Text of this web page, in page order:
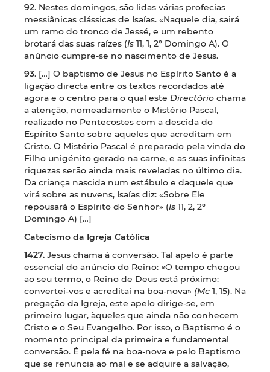
92. Nestes domingos, são lidas várias profecias
messiânicas clássicas de Isaías. «Naquele dia, sairá
um ramo do tronco de Jessé, e um rebento
brotará das suas raízes (Is 11, 1, 2º Domingo A). O
anúncio cumpre-se no nascimento de Jesus.
93. […] O baptismo de Jesus no Espírito Santo é a
ligação directa entre os textos recordados até
agora e o centro para o qual este Directório chama
a atenção, nomeadamente o Mistério Pascal,
realizado no Pentecostes com a descida do
Espírito Santo sobre aqueles que acreditam em
Cristo. O Mistério Pascal é preparado pela vinda do
Filho unigénito gerado na carne, e as suas infinitas
riquezas serão ainda mais reveladas no último dia.
Da criança nascida num estábulo e daquele que
virá sobre as nuvens, Isaías diz: «Sobre Ele
repousará o Espírito do Senhor» (Is 11, 2, 2º
Domingo A) […]
Catecismo da Igreja Católica
1427. Jesus chama à conversão. Tal apelo é parte
essencial do anúncio do Reino: «O tempo chegou
ao seu termo, o Reino de Deus está próximo:
convertei-vos e acreditai na boa-nova» (Mc 1, 15). Na
pregação da Igreja, este apelo dirige-se, em
primeiro lugar, àqueles que ainda não conhecem
Cristo e o Seu Evangelho. Por isso, o Baptismo é o
momento principal da primeira e fundamental
conversão. É pela fé na boa-nova e pelo Baptismo
que se renuncia ao mal e se adquire a salvação,